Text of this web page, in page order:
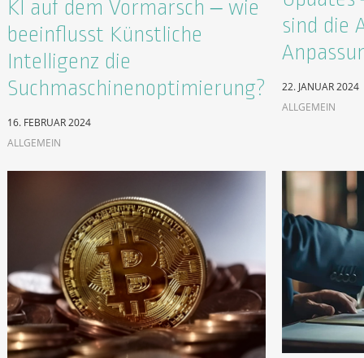
KI auf dem Vormarsch – wie
beeinflusst Künstliche
Intelligenz die
Suchmaschinenoptimierung?
16. FEBRUAR 2024
ALLGEMEIN
sind die
22. JANUAR 2024
ALLGEMEIN